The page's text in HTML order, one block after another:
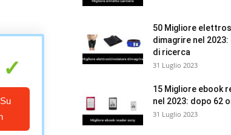
50 Migliore
dimagrire nel
di ricerca
31 Luglio 2023
15 Migliore ebook
nel 2023: dopo 62
31 Luglio 2023